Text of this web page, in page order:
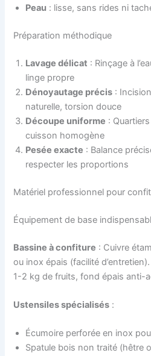
Peau : lisse, sans rides ni
Préparation méthodique
Lavage délicat : Rinçage à
linge propre
Dénoyautage précis :
naturelle, torsion douce
Découpe uniforme :
cuisson homogène
Pesée exacte : Balance
respecter les proportions
Matériel professionnel pour
Équipement de base
Bassine à confiture : Cuivre
ou inox épais (facilité
1-2 kg de fruits, fond épais anti-
Ustensiles spécialisés :
Écumoire perforée en inox
Spatule bois non traité (hêtre